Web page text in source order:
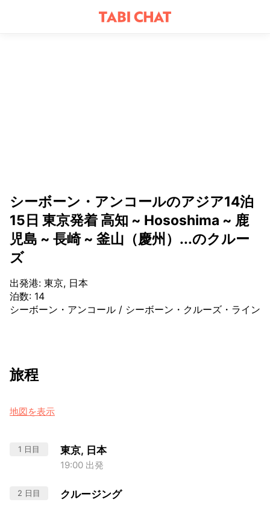
シーボーン・アンコールのアジア14泊
15日 東京発着 高知 ~ Hososhima ~ 鹿
児島 ~ 長崎 ~ 釜山（慶州）...のクルー
ズ
出発港: 東京, 日本
泊数: 14
シーボーン・アンコール / シーボーン・クルーズ・ライン
旅程
地図を表示
1 日目 東京, 日本
19:00 出発
2 日目 クルージング